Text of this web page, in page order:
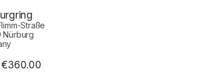
Straße
Nürburg